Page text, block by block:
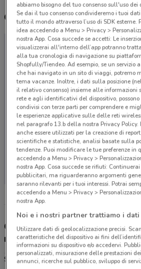
Orari e Negozi Sinergy
Non ci sono negozi
Gli sconti del nuovo volantino
negozi
Sinergy è presente in vari punti della città:
abbiamo bisogno del tuo consenso sull'uso
Se dai il tuo consenso condivideremo i tuoi
tutto il mondo attraverso l’uso di SDK esterne.
idea accedendo a Menu > Privacy >
nostra App. Cosa succede se accetti: Le
visualizzerai all'interno dell’app potranno
alla tua cronologia di navigazione su
Shopfully/Tiendeo. Ad esempio, se un servizio
che hai navigato in un sito di viaggi, potremo
tema vacanze. Inoltre, i dati sulla posizione
il relativo consenso) insieme alle informazioni
rete e agli identificativi del dispositivo, possono
condivisi con terze parti per comprendere e
le esperienze applicative sulle delle reti
nel paragrafo 13.b della nostra Privacy Policy.
anche essere utilizzati per la creazione di
scientifiche e statistiche, analisi basate sulla
tendenze. Puoi modificare le tue preferenze in
accedendo a Menu > Privacy >
nostra App. Cosa succede se rifiuti:
pubblicitari, ma riguarderanno argomenti
saranno rilevanti per i tuoi interessi. Potrai
accedendo a Menu > Privacy >
nostra App.
Noi e i nostri partner trattiamo i
Utilizzare dati di geolocalizzazione precisi.
caratteristiche del dispositivo ai fini
informazioni su dispositivo e/o accedervi.
personalizzati, misurazione delle prestazioni
annunci, ricerche sul pubblico, sviluppo di